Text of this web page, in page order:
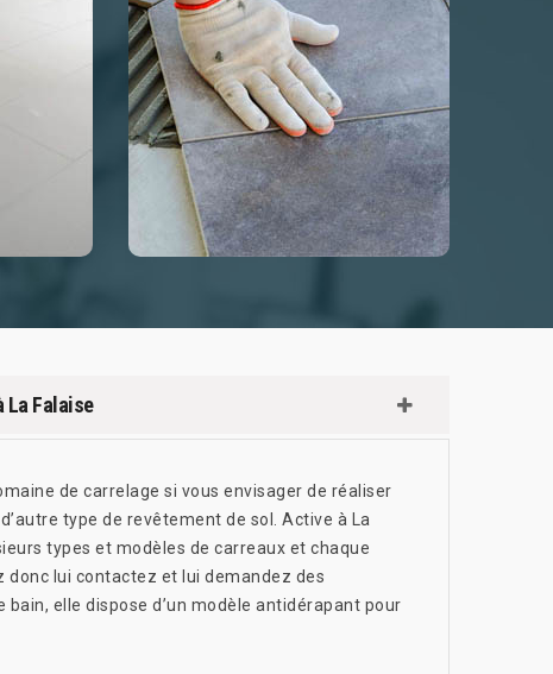
La Falaise
de carrelage si vous envisager de réaliser
type de revêtement de sol. Active à La
types et modèles de carreaux et chaque
lui contactez et lui demandez des
elle dispose d’un modèle antidérapant pour